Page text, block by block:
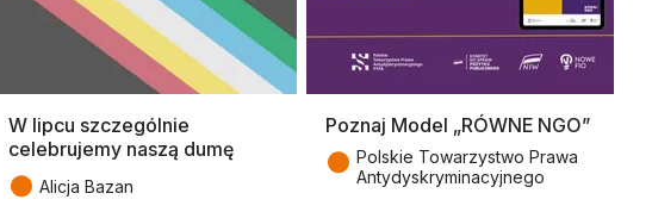
W lipcu szczególnie
celebrujemy naszą dumę
● Alicja Bazan
Poznaj Model „RÓWNE NGO”
● Polskie Towarzystwo Prawa
Antydyskryminacyjnego